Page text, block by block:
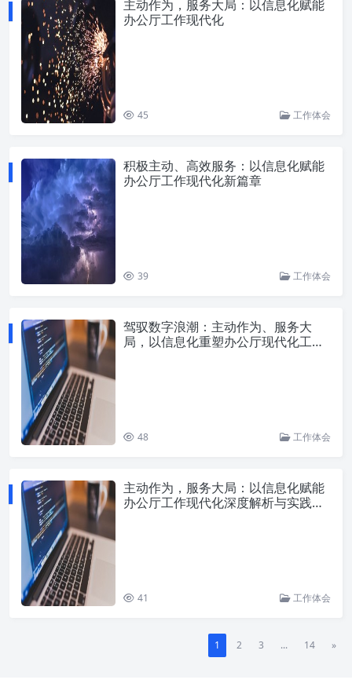
主动作为，服务大局：以信息化赋能
办公厅工作现代化
45 工作体会
积极主动、高效服务：以信息化赋能
办公厅工作现代化新篇章
39 工作体会
驾驭数字浪潮：主动作为、服务大
局，以信息化重塑办公厅现代化工作
48 工作体会
主动作为，服务大局：以信息化赋能
办公厅工作现代化深度解析与实践路
41 工作体会
1 2 3 ... 14 »